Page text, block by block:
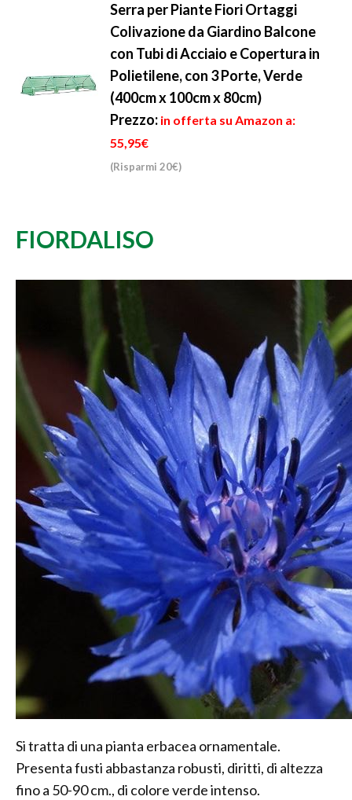
Serra per Piante Fiori Ortaggi
Colivazione da Giardino Balcone
con Tubi di Acciaio e Copertura in
Polietilene, con 3 Porte, Verde
(400cm x 100cm x 80cm)
Prezzo: in offerta su Amazon a:
55,95€
(Risparmi 20€)
FIORDALISO
Si tratta di una pianta erbacea ornamentale.
Presenta fusti abbastanza robusti, diritti, di altezza
fino a 50-90 cm., di colore verde intenso.